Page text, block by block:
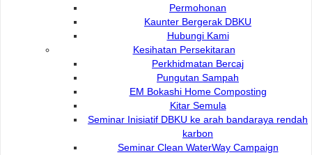
Permohonan
Kaunter Bergerak DBKU
Hubungi Kami
Kesihatan Persekitaran
Perkhidmatan Bercaj
Pungutan Sampah
EM Bokashi Home Composting
Kitar Semula
Seminar Inisiatif DBKU ke arah bandaraya rendah
karbon
Seminar Clean WaterWay Campaign
Hubungi
Ts. Mohamad Faisal bin
Adenan
Timbalan Pengarah Jabatan
Perkhidmatan Perkhidmatan
Timbalan Pengarah PBL